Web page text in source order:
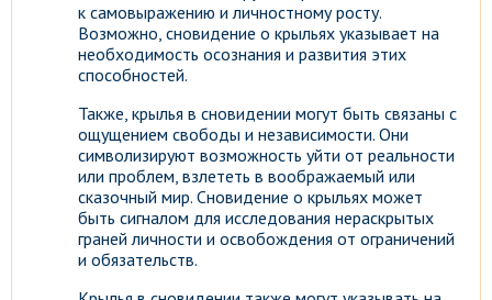
к самовыражению и личностному росту.
Возможно, сновидение о крыльях указывает на
необходимость осознания и развития этих
способностей.
Также, крылья в сновидении могут быть связаны с
ощущением свободы и независимости. Они
символизируют возможность уйти от реальности
или проблем, взлететь в воображаемый или
сказочный мир. Сновидение о крыльях может
быть сигналом для исследования нераскрытых
граней личности и освобождения от ограничений
и обязательств.